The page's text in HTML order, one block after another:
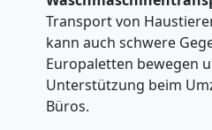
Transport von
kann auch schwere
Europaletten bewegen
Unterstützung beim
Büros.